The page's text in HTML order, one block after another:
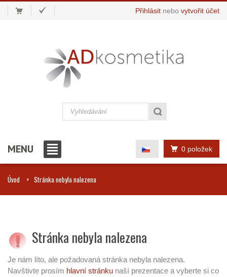
Přihlásit nebo vytvořit účet
0 položek
MENU
Úvod Stránka nebyla nalezena
Stránka nebyla nalezena
Je nám líto, ale požadovaná stránka nebyla nalezena.
Navštivte prosím hlavní stránku naší prezentace a vyberte si co